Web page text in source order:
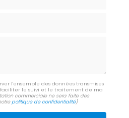
l'ensemble des données transmises
le suivi et le traitement de ma
commerciale ne sera faite des
politique de confidentialité)